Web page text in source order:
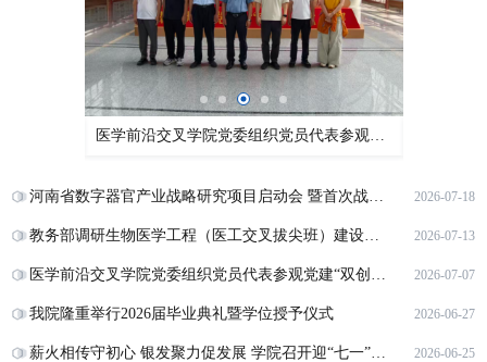
医学前沿交叉学院党委组织党员代表参观党建“双创”成果展
河南省数字器官产业战略研究项目启动会 暨首次战略咨询会召开 2026-07-18
教务部调研生物医学工程（医工交叉拔尖班）建设情况 2026-07-13
医学前沿交叉学院党委组织党员代表参观党建“双创”成果展 2026-07-07
我院隆重举行2026届毕业典礼暨学位授予仪式 2026-06-27
薪火相传守初心 银发聚力促发展 学院召开迎“七一”老党员座谈会 2026-06-25